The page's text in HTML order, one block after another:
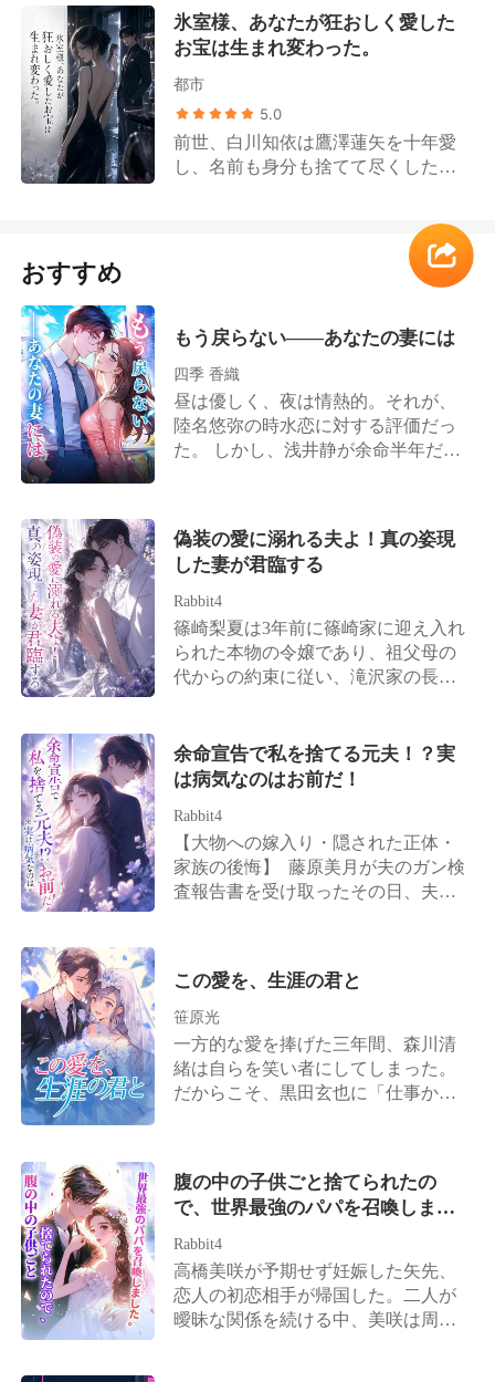
に苛まれることとなる。 元恋人も涙
ながらにすがりついてきた。「俺が
悪かった。子供に免じて、許してく
れないか？」 その時、冷ややかな声
が響き渡る。「私の子供が、君と何
の関係がある？」 端正な容貌と冷徹
な手腕を持ち、無数の令嬢たちを平
伏させる鈴木家のトップ・鈴木翔太
親しげに囁いた。「美咲、家に帰ろ
つもりはない。 だが、誰も予想して
いなかった。「田舎の百姓」と蔑ま
れていた彼女の実の両親が、実はY
国の富を牛耳る超大富豪一族だった
る「偽物」から、三人の兄に溺愛さ
れる「正真正銘の令嬢」へと華麗な
だ。すぐに帰国のチケットを。妹を
虐める奴は私が許さん」と憤る覇王
のごときCEOの長兄。 「研究中止
は延期してくれ、僕の妹より大切な
ものなんてない」と断言する天才音
楽家の三兄。 そのニュースは瞬く間
に駆け巡り、社交界は騒然となっ
た！ かつての家族は悔やんでも後の
る隙さえ与えなかった。名門中の名
門・加藤家の御曹司にして、海軍大
を突きつけたのだ。その衝撃は、上
流社会を根底から揺るがしていく
――！
深い愛情を見てきたが、同時に彼の
裏切りも味わうことになった。 結婚
記念日の当日、藤井達也は幼馴染と
の密会のため、胃の激痛と大量出血
に苦しむ片山美月を路上に置き去り
にする。 片山美月は感情を押し殺
し、彼を騙して離婚協議書にサイン
也、もうあなたはいらない。私の世
界から出て行って」 離婚後、片山美
月はトップ富豪の令嬢としての身分
を取り戻し、3人の兄から社交界で誰
ちに気づいた藤井達也は、焦燥に目
を赤くして協議書を粉々に引き裂い
た。「誰が離婚すると言った、俺は
認めない！」 ―― 篠原蒼真は業界
でも有名な御曹司であり、手の届か
ない存在の男だ。 片山美月は彼に関
片山美月が最低な男に付きまとわれ
ていたところ、篠原蒼真が颯爽と現
うつむいて感謝を伝えると、彼は彼
女を見下ろし、耳元で低く囁いた。
「感謝するより、君に篠原の妻にな
ってほしい」
氷室様、あなたが狂おしく愛した
お宝は生まれ変わった。
都市
5.0
前世、白川知依は鷹澤蓮矢を十年愛
し、名前も身分も捨てて尽くした。
りと死だった。 生まれ変わった彼女
は、迷わず動いた。偽りの愛人を完
膚なきまでに追い詰め、クズ男を躊
つける。 「鷹澤蓮矢、クズにはクズ
で腐れ縁を続けて、二度と誰の人生
も汚さないでくれる？」 誰もが知っ
ていた。知依は蓮矢に心底溺れてい
たことを。だからこそ、彼らは嘲笑
振り返った瞬間、景色は一変する。
五台の超高級車が連なる出迎え。引
き継がれる、数千億単位の莫大な遺
産。本物のトップ令嬢として舞い戻
った彼女を、街中の御曹司たちが狂
ったように追いかけ始めたのだ。 そ
れだけじゃない。女を寄せ付けず、
物を狙うように、彼女へと急接近し
てきて——。 やがて、蓮矢は自分の
這いつくばって復縁を懇願する。 知
依は冷たく笑みを浮かべ、隣の男の
腕にしなだれかかる。「元夫さん、
よく見て。今、私の隣にいる人は、
おすすめ
もう戻らない――あなたの妻には
四季 香織
昼は優しく、夜は情熱的。それが、
陸名悠弥の時水恋に対する評価だっ
た。 しかし、浅井静が余命半年だと
復縁すればいい」 彼は時水恋がずっ
とその場で待っていると信じていた
が、彼女はもう目が覚めていた。 涙
は枯れ果て、時水恋の心も死んだ。
こうして偽りの離婚は、本当の別れ
となった。 子を堕ろし、人生を再出
――狂ってしまった。 ――後に、噂
が流れた。かつて傲岸不遜を極めた
あの陸名家の御曹司が、血走った目
でマイバッハを飛ばし、狂ったよう
に彼女を追い続けた、と。ただ、憐
れみの一瞥を乞うためだけに……。
偽装の愛に溺れる夫よ！真の姿現
した妻が君臨する
Rabbit4
篠崎梨夏は3年前に篠崎家に迎え入れ
られた本物の令嬢であり、祖父母の
代からの約束に従い、滝沢家の長
てきた男性だった。 結婚からの3年
間、篠崎梨夏は滝沢正司のために自
陰で支える完璧な妻になることだけ
を願っていた。 自分が世界で一番幸
せな女性だと思っていた彼女に、現
実は残酷な仕打ちを下す。 夫は、不
夏の実の両親や兄と結託し、真奈と
盛大な結婚式を挙げたのだ。 「法的
な効力のない偽の結婚式だ。死にゆ
く人間に目くじらを立てる必要があ
るのか？」 悪びれない夫の態度と家
族の冷たい視線に心底失望した篠崎
引きに過ぎないと思い込んでいた。
ベンチャーキャピタルの創設者、ト
ップクラスの調香師、バイオリンの
巨匠、ベストセラー作家――それら
すべてが彼女であると発覚するまで
は。 滝沢正司はそこで初めて、かつ
て優しく健気だった妻の正体が、世
余命宣告で私を捨てる元夫！？実
は病気なのはお前だ！
Rabbit4
【大物への嫁入り・隠された正体・
家族の後悔】 藤原美月が夫のガン検
査報告書を受け取ったその日、夫か
に嫌悪感を示し、「もうすぐ死ぬ人
間が、お金を無駄遣いするんじゃな
いよ」と言い放つ。 夫は一枚の離婚
協議書を取り出し、「美咲が俺の子
を身ごもった。離婚しよう！」と告
果たす。 やがて藤原美月の隠された
正体が次々と明らかになると、大物
づく。 大物は毎夜のごとく彼女を溺
愛するようになった。 「妻よ、もう
一度俺を甘やかしてくれ」 一方、元
この愛を、生涯の君と
笹原光
一方的な愛を捧げた三年間、森川清
緒は自らを笑い者にしてしまった。
だからこそ、黒田玄也に「仕事か離
ての理性的で、美貌と才気を兼ね備
えた「森川医薬」の継承者に戻るこ
とを。 その後。 元夫である黒田玄也
は、一族郎党を引き連れて復縁を懇
願しに跪くこととなる。 しかし、森
川清緒の背後は規格外だった。実父
腹の中の子供ごと捨てられたの
で、世界最強のパパを召喚しまし
Rabbit4
高橋美咲が予期せず妊娠した矢先、
恋人の初恋相手が帰国した。二人が
曖昧な関係を続ける中、美咲は周囲